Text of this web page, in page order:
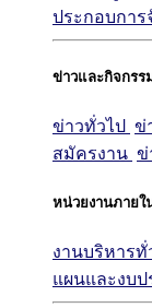
ประกอบกา
ข่าวและกิจกรร
ข่าวทั่วไป ข่
สมัครงาน ข่
หน่วยงานภายใ
งานบริหารทั่
แผนและงบ